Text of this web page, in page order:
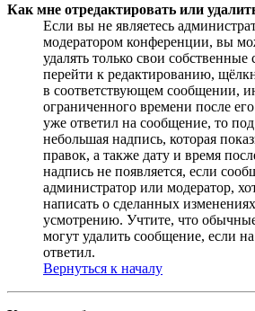
Как мне отредактировать или
Если вы не являетесь
модератором конференции, вы
удалять только свои
перейти к редактированию,
в соответствующем сообщении,
ограниченного времени после
уже ответил на сообщение, то
небольшая надпись, которая
правок, а также дату и время
надпись не появляется, если
администратор или модератор,
написать о сделанных
усмотрению. Учтите, что
могут удалить сообщение, если
ответил.
Вернуться к началу